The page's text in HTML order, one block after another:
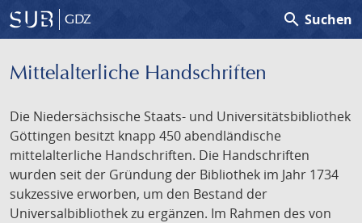
GDZ search Suchen
Mittelalterliche Handschriften
Die Niedersächsische Staats- und Universitätsbibliothek
Göttingen besitzt knapp 450 abendländische
mittelalterliche Handschriften. Die Handschriften
wurden seit der Gründung der Bibliothek im Jahr 1734
sukzessive erworben, um den Bestand der
Universalbibliothek zu ergänzen. Im Rahmen des von